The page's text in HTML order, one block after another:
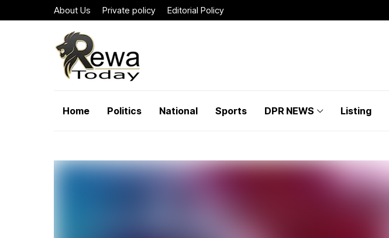
About Us Private policy Editorial Policy
Home Politics National Sports DPR NEWS Listing